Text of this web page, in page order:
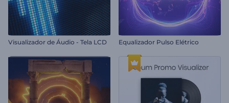
Visualizador de Áudio - Tela LCD Equalizador Pulso Elétrico